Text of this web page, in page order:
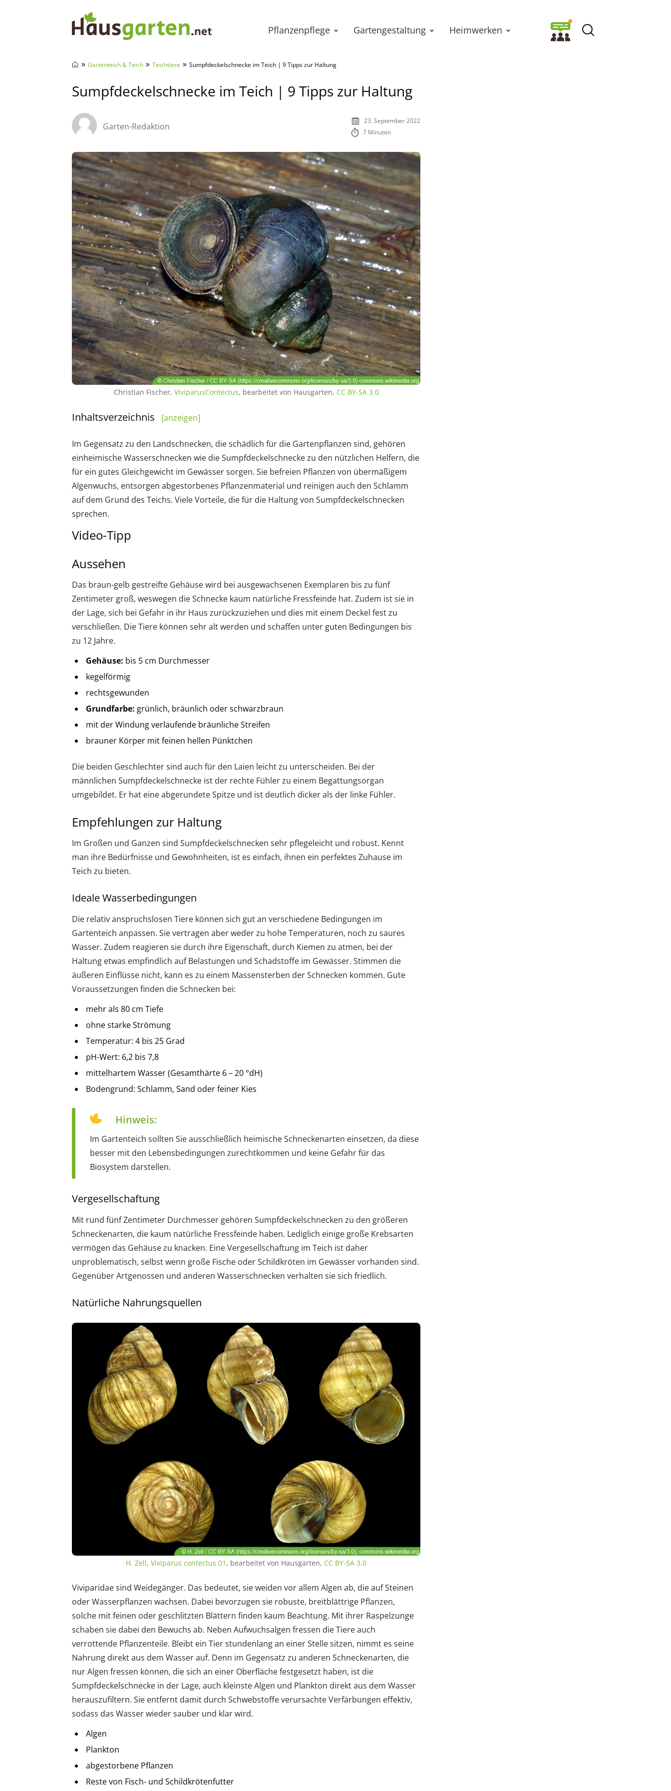
Pflanzenpflege Gartengestaltung Heimwerken
» Gartenteich & Teich » Teichtiere » Sumpfdeckelschnecke im Teich | 9 Tipps zur Haltung
Sumpfdeckelschnecke im Teich | 9 Tipps zur Haltung
Garten-Redaktion
23. September 2022
7 Minuten
Christian Fischer, ViviparusContectus, bearbeitet von Hausgarten, CC BY-SA 3.0
Inhaltsverzeichnis [anzeigen]
Im Gegensatz zu den Landschnecken, die schädlich für die Gartenpflanzen sind, gehören
einheimische Wasserschnecken wie die Sumpfdeckelschnecke zu den nützlichen Helfern, die
für ein gutes Gleichgewicht im Gewässer sorgen. Sie befreien Pflanzen von übermäßigem
Algenwuchs, entsorgen abgestorbenes Pflanzenmaterial und reinigen auch den Schlamm
auf dem Grund des Teichs. Viele Vorteile, die für die Haltung von Sumpfdeckelschnecken
sprechen.
Video-Tipp
Aussehen
Das braun-gelb gestreifte Gehäuse wird bei ausgewachsenen Exemplaren bis zu fünf
Zentimeter groß, weswegen die Schnecke kaum natürliche Fressfeinde hat. Zudem ist sie in
der Lage, sich bei Gefahr in ihr Haus zurückzuziehen und dies mit einem Deckel fest zu
verschließen. Die Tiere können sehr alt werden und schaffen unter guten Bedingungen bis
zu 12 Jahre.
Gehäuse: bis 5 cm Durchmesser
kegelförmig
rechtsgewunden
Grundfarbe: grünlich, bräunlich oder schwarzbraun
mit der Windung verlaufende bräunliche Streifen
brauner Körper mit feinen hellen Pünktchen
Die beiden Geschlechter sind auch für den Laien leicht zu unterscheiden. Bei der
männlichen Sumpfdeckelschnecke ist der rechte Fühler zu einem Begattungsorgan
umgebildet. Er hat eine abgerundete Spitze und ist deutlich dicker als der linke Fühler.
Empfehlungen zur Haltung
Im Großen und Ganzen sind Sumpfdeckelschnecken sehr pflegeleicht und robust. Kennt
man ihre Bedürfnisse und Gewohnheiten, ist es einfach, ihnen ein perfektes Zuhause im
Teich zu bieten.
Ideale Wasserbedingungen
Die relativ anspruchslosen Tiere können sich gut an verschiedene Bedingungen im
Gartenteich anpassen. Sie vertragen aber weder zu hohe Temperaturen, noch zu saures
Wasser. Zudem reagieren sie durch ihre Eigenschaft, durch Kiemen zu atmen, bei der
Haltung etwas empfindlich auf Belastungen und Schadstoffe im Gewässer. Stimmen die
äußeren Einflüsse nicht, kann es zu einem Massensterben der Schnecken kommen. Gute
Voraussetzungen finden die Schnecken bei:
mehr als 80 cm Tiefe
ohne starke Strömung
Temperatur: 4 bis 25 Grad
pH-Wert: 6,2 bis 7,8
mittelhartem Wasser (Gesamthärte 6 – 20 °dH)
Bodengrund: Schlamm, Sand oder feiner Kies
Hinweis:
Im Gartenteich sollten Sie ausschließlich heimische Schneckenarten einsetzen, da diese
besser mit den Lebensbedingungen zurechtkommen und keine Gefahr für das
Biosystem darstellen.
Vergesellschaftung
Mit rund fünf Zentimeter Durchmesser gehören Sumpfdeckelschnecken zu den größeren
Schneckenarten, die kaum natürliche Fressfeinde haben. Lediglich einige große Krebsarten
vermögen das Gehäuse zu knacken. Eine Vergesellschaftung im Teich ist daher
unproblematisch, selbst wenn große Fische oder Schildkröten im Gewässer vorhanden sind.
Gegenüber Artgenossen und anderen Wasserschnecken verhalten sie sich friedlich.
Natürliche Nahrungsquellen
H. Zell, Viviparus contectus 01 , bearbeitet von Hausgarten, CC BY-SA 3.0
Viviparidae sind Weidegänger. Das bedeutet, sie weiden vor allem Algen ab, die auf Steinen
oder Wasserpflanzen wachsen. Dabei bevorzugen sie robuste, breitblättrige Pflanzen,
solche mit feinen oder geschlitzten Blättern finden kaum Beachtung. Mit ihrer Raspelzunge
schaben sie dabei den Bewuchs ab. Neben Aufwuchsalgen fressen die Tiere auch
verrottende Pflanzenteile. Bleibt ein Tier stundenlang an einer Stelle sitzen, nimmt es seine
Nahrung direkt aus dem Wasser auf. Denn im Gegensatz zu anderen Schneckenarten, die
nur Algen fressen können, die sich an einer Oberfläche festgesetzt haben, ist die
Sumpfdeckelschnecke in der Lage, auch kleinste Algen und Plankton direkt aus dem Wasser
herauszufiltern. Sie entfernt damit durch Schwebstoffe verursachte Verfärbungen effektiv,
sodass das Wasser wieder sauber und klar wird.
Algen
Plankton
abgestorbene Pflanzen
Reste von Fisch- und Schildkrötenfutter